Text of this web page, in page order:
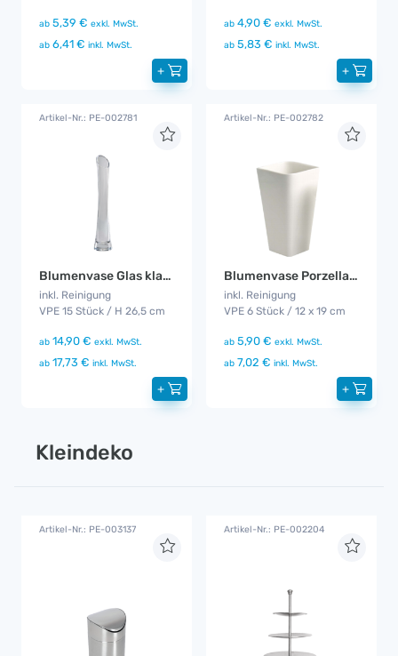
ab 5,39 € exkl. MwSt.
ab 6,41 € inkl. MwSt.
+
ab 4,90 € exkl. MwSt.
ab 5,83 € inkl. MwSt.
+
Artikel-Nr.: PE-002781
Blumenvase Glas klar 15er Set
inkl. Reinigung
VPE 15 Stück / H 26,5 cm
ab 14,90 € exkl. MwSt.
ab 17,73 € inkl. MwSt.
+
Artikel-Nr.: PE-002782
Blumenvase Porzellan 6er Set
inkl. Reinigung
VPE 6 Stück / 12 x 19 cm
ab 5,90 € exkl. MwSt.
ab 7,02 € inkl. MwSt.
+
Kleindeko
Artikel-Nr.: PE-003137 Artikel-Nr.: PE-002204